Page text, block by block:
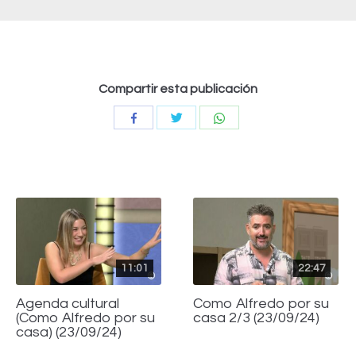
Compartir esta publicación
CompartirCompartir
11:01
Agenda cultural
(Como Alfredo por su
casa) (23/09/24)
22:47
Como Alfredo por su
casa 2/3 (23/09/24)